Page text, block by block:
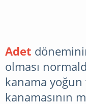
Adet
olması
kanama yoğun
kanamasının